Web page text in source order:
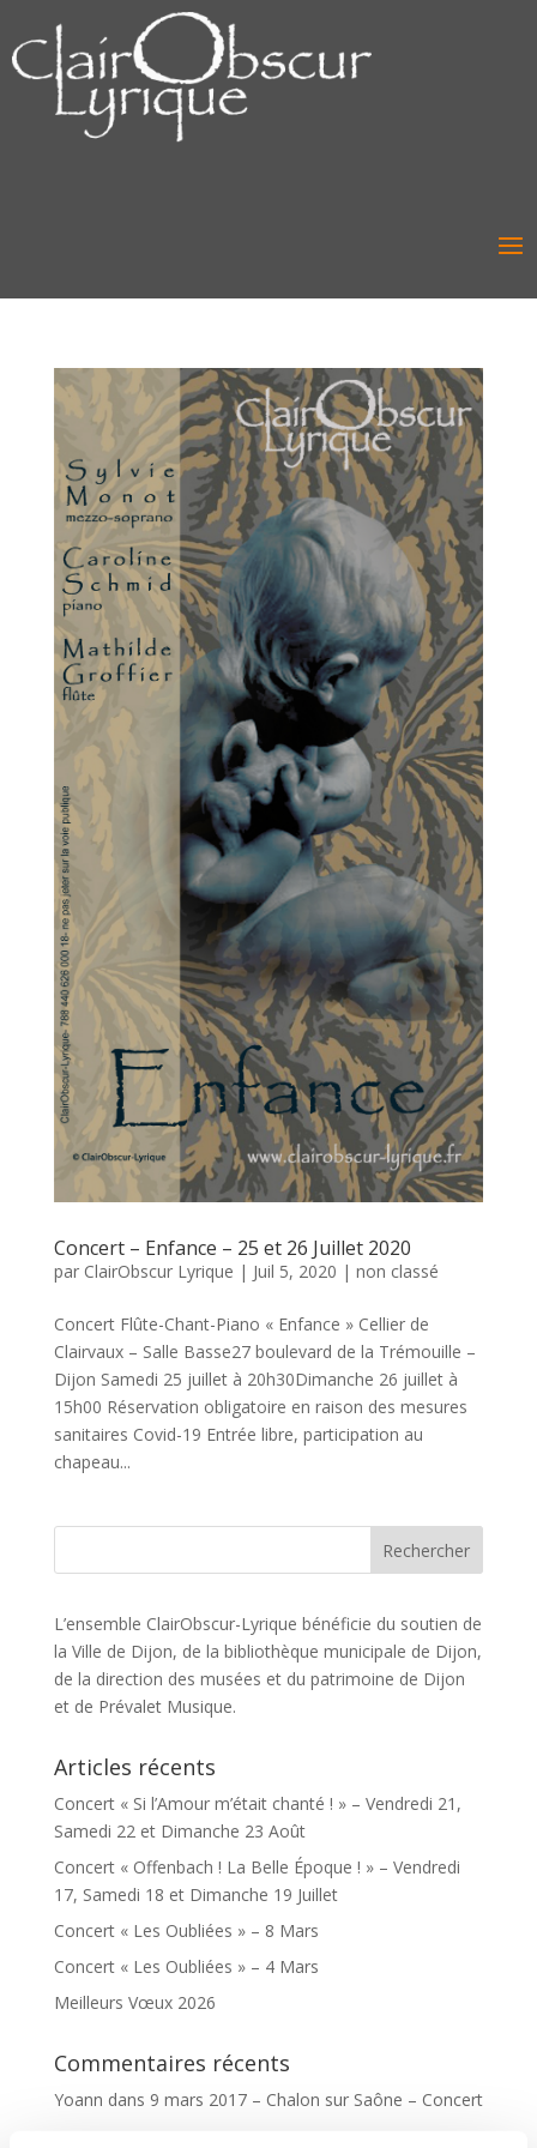
Concert – Enfance – 25 et 26 Juillet 2020
par ClairObscur Lyrique | Juil 5, 2020 | non classé
Concert Flûte-Chant-Piano « Enfance » Cellier de
Clairvaux – Salle Basse27 boulevard de la Trémouille –
Dijon Samedi 25 juillet à 20h30Dimanche 26 juillet à
15h00 Réservation obligatoire en raison des mesures
sanitaires Covid-19 Entrée libre, participation au
chapeau...
L’ensemble ClairObscur-Lyrique bénéficie du soutien de
la Ville de Dijon, de la bibliothèque municipale de Dijon,
de la direction des musées et du patrimoine de Dijon
et de Prévalet Musique.
Articles récents
Concert « Si l’Amour m’était chanté ! » – Vendredi 21,
Samedi 22 et Dimanche 23 Août
Concert « Offenbach ! La Belle Époque ! » – Vendredi
17, Samedi 18 et Dimanche 19 Juillet
Concert « Les Oubliées » – 8 Mars
Concert « Les Oubliées » – 4 Mars
Meilleurs Vœux 2026
Commentaires récents
Yoann dans 9 mars 2017 – Chalon sur Saône – Concert